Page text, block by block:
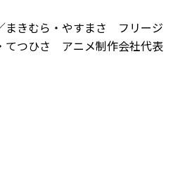
まきむら・やすまさ フリージ
つひさ アニメ制作会社代表